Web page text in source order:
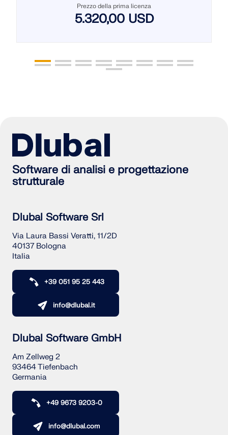
Prezzo della prima licenza
5.320,00 USD
Software di analisi e progettazione
strutturale
Dlubal Software Srl
Via Laura Bassi Veratti, 11/2D
40137 Bologna
Italia
+39 051 95 25 443
info@dlubal.it
Dlubal Software GmbH
Am Zellweg 2
93464 Tiefenbach
Germania
+49 9673 9203-0
info@dlubal.com